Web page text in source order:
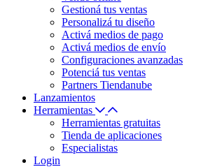
Gestioná tus ventas
Personalizá tu diseño
Activá medios de pago
Activá medios de envío
Configuraciones avanzadas
Potenciá tus ventas
Partners Tiendanube
Lanzamientos
Herramientas
Herramientas gratuitas
Tienda de aplicaciones
Especialistas
Login